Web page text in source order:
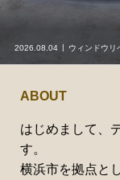
2026.08.04 ウィンドウリ
ABOUT
はじめまして、
す。
横浜市を拠点と